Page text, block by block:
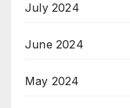
July 2024
June 2024
May 2024